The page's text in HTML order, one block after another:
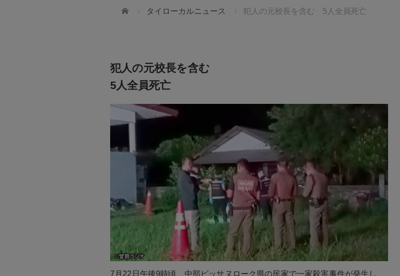
ホーム タイローカルニュース 犯人の元校長を含む 5人全員死亡
犯人の元校長を含む
5人全員死亡
7月22日午後9時頃、中部ピッサヌローク県の民家で一家殺害事件が発生し
JTA(THAILAND)CO.,LTD
JTA(THAILAND)CO.,LTDの「ツアーコーディネーター」
を募集！
JTBタイランド✨2027年の始まりを、
幻想的なチェンマイで迎えませんか。
無数のランタンと華やかな花火が夜空を彩る、感動の
「コムローイ・カウントダウン2027」🎆 JTBタイランド
では、12月30日発3泊4日入場券付きパッケージツアーを
ご用意しました。 ✈️航空券＋ホテル＋イベント入場券＋
送迎付き 🇯🇵安心の日本語ガイドサポート付き 💫